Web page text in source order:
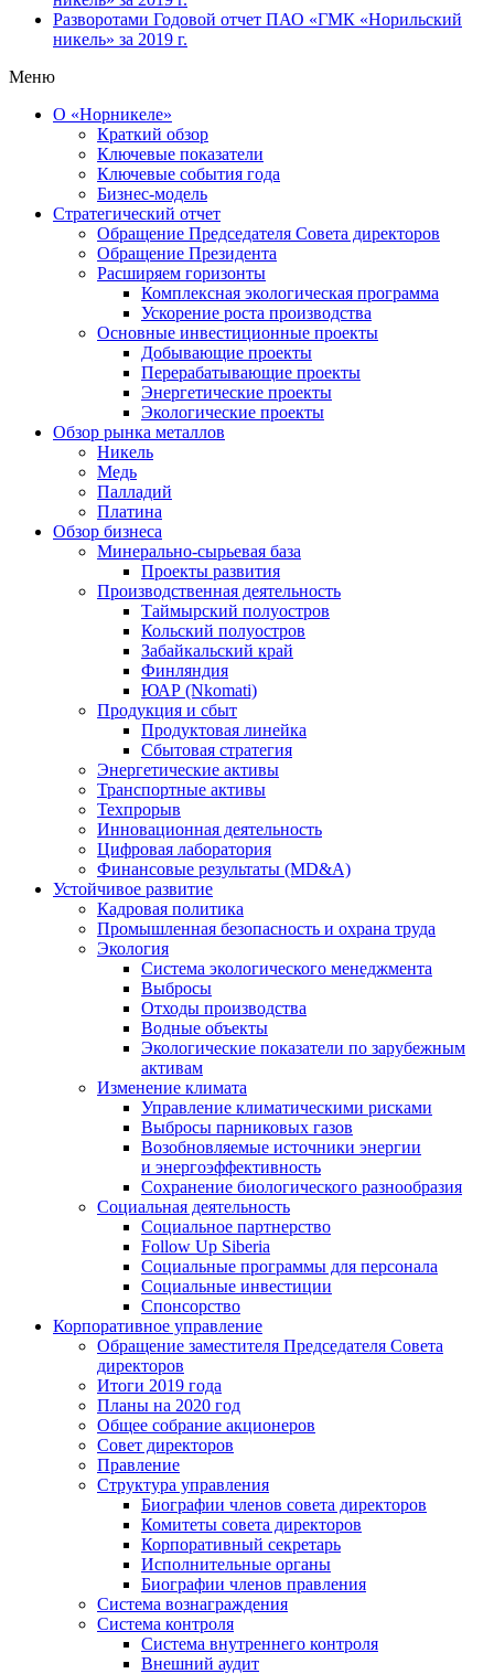
Разворотами Годовой отчет ПАО «ГМК «Норильский
никель» за 2019 г.
Меню
О «Норникеле»
Краткий обзор
Ключевые показатели
Ключевые события года
Бизнес-модель
Стратегический отчет
Обращение Председателя Совета директоров
Обращение Президента
Расширяем горизонты
Комплексная экологическая программа
Ускорение роста производства
Основные инвестиционные проекты
Добывающие проекты
Перерабатывающие проекты
Энергетические проекты
Экологические проекты
Обзор рынка металлов
Никель
Медь
Палладий
Платина
Обзор бизнеса
Минерально-сырьевая база
Проекты развития
Производственная деятельность
Таймырский полуостров
Кольский полуостров
Забайкальский край
Финляндия
ЮАР (Nkomati)
Продукция и сбыт
Продуктовая линейка
Сбытовая стратегия
Энергетические активы
Транспортные активы
Техпрорыв
Инновационная деятельность
Цифровая лаборатория
Финансовые результаты (MD&A)
Устойчивое развитие
Кадровая политика
Промышленная безопасность и охрана труда
Экология
Система экологического менеджмента
Выбросы
Отходы производства
Водные объекты
Экологические показатели по зарубежным
активам
Изменение климата
Управление климатическими рисками
Выбросы парниковых газов
Возобновляемые источники энергии
и энергоэффективность
Сохранение биологического разнообразия
Социальная деятельность
Социальное партнерство
Follow Up Siberia
Социальные программы для персонала
Социальные инвестиции
Спонсорство
Корпоративное управление
Обращение заместителя Председателя Совета
директоров
Итоги 2019 года
Планы на 2020 год
Общее собрание акционеров
Совет директоров
Правление
Структура управления
Биографии членов совета директоров
Комитеты совета директоров
Корпоративный секретарь
Исполнительные органы
Биографии членов правления
Система вознаграждения
Система контроля
Система внутреннего контроля
Внешний аудит